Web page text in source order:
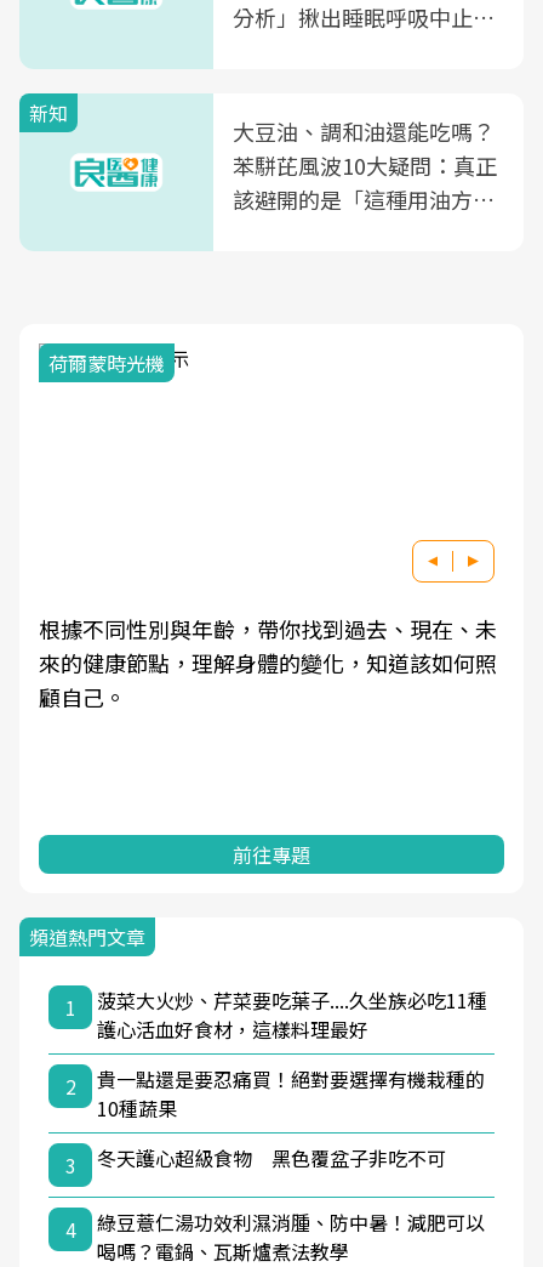
分析」揪出睡眠呼吸中止症
新知
大豆油、調和油還能吃嗎？
苯駢芘風波10大疑問：真正
該避開的是「這種用油方
荷爾蒙時光機
根據不同性別與年齡，帶你找到過去、現在、未
來的健康節點，理解身體的變化，知道該如何照
顧自己。
前往專題
頻道熱門文章
1
菠菜大火炒、芹菜要吃葉子....久坐族必吃11種
護心活血好食材，這樣料理最好
2
貴一點還是要忍痛買！絕對要選擇有機栽種的
10種蔬果
3
冬天護心超級食物 黑色覆盆子非吃不可
4
綠豆薏仁湯功效利濕消腫、防中暑！減肥可以
喝嗎？電鍋、瓦斯爐煮法教學